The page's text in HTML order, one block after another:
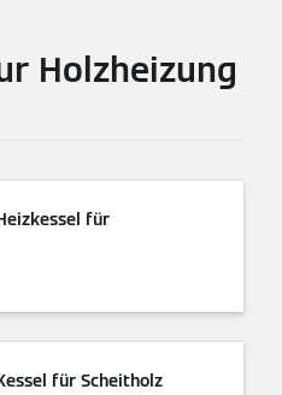
Holzheizung
für
für Scheitholz